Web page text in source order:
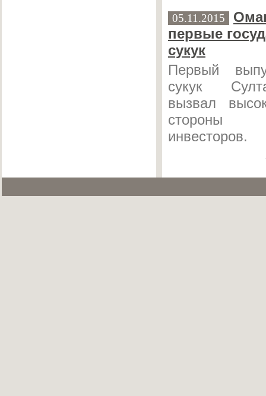
05.11.2015
первые
сукук
Первый
сукук
вызвал
стороны
инвесторов.